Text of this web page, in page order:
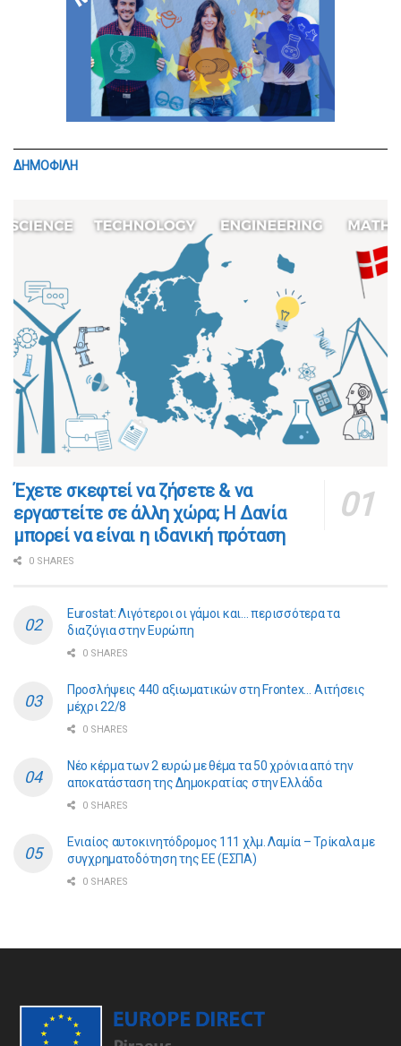
ΔΗΜΟΦΙΛΗ
​​Έχετε σκεφτεί να ζήσετε & να
εργαστείτε σε άλλη χώρα; Η Δανία
μπορεί να είναι η ιδανική πρόταση
0 SHARES
Eurostat: Λιγότεροι οι γάμοι και… περισσότερα τα
διαζύγια στην Ευρώπη
0 SHARES
Προσλήψεις 440 αξιωματικών στη Frontex… Αιτήσεις
μέχρι 22/8
0 SHARES
Νέο κέρμα των 2 ευρώ με θέμα τα 50 χρόνια από την
αποκατάσταση της Δημοκρατίας στην Ελλάδα
0 SHARES
Ενιαίος αυτοκινητόδρομος 111 χλμ. Λαμία – Τρίκαλα με
συγχρηματοδότηση της ΕE (ΕΣΠΑ)
0 SHARES